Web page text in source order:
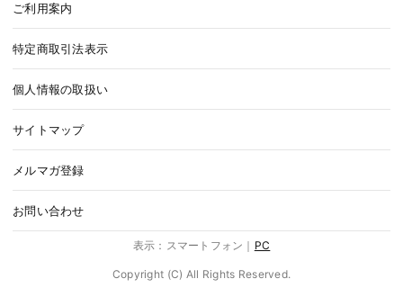
ご利用案内
特定商取引法表示
個人情報の取扱い
サイトマップ
メルマガ登録
お問い合わせ
表示：スマートフォン｜ PC
Copyright (C) All Rights Reserved.